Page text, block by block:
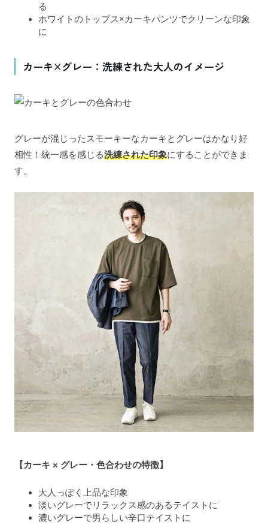
る
ホワイトのトップス×カーキパンツでクリーンな印象
に
カーキ×グレー：洗練された大人のイメージ
グレーが混じったスモーキーなカーキとグレーはかなり好
相性！統一感を感じる洗練された印象にすることができま
す。
【カーキ × グレー・色合わせの特徴】
大人っぽく上品な印象
淡いグレーでリラックス感のあるテイストに
濃いグレーで男らしい辛口テイストに